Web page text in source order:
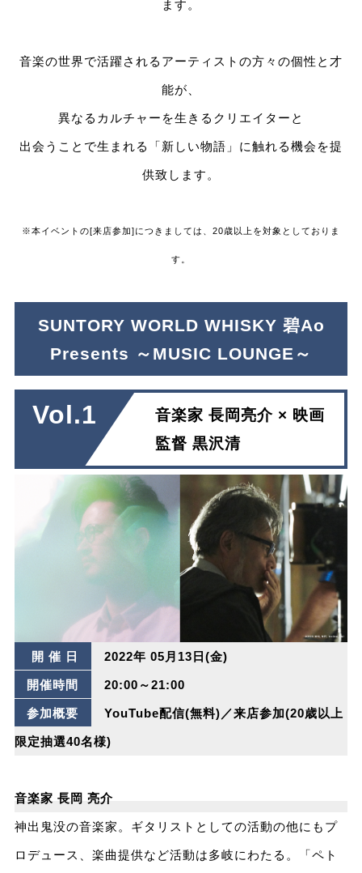
ます。
音楽の世界で活躍されるアーティストの方々の個性と才
能が、
異なるカルチャーを生きるクリエイターと
出会うことで生まれる「新しい物語」に触れる機会を提
供致します。
※本イベントの[来店参加]につきましては、20歳以上を対象としておりま
す。
SUNTORY WORLD WHISKY 碧Ao
Presents ～MUSIC LOUNGE～
Vol.1
音楽家 長岡亮介 × 映画
監督 黒沢清
開 催 日 2022年 05月13日(金)
開催時間 20:00～21:00
参加概要 YouTube配信(無料)／来店参加(20歳以上
限定抽選40名様)
音楽家 長岡 亮介
神出鬼没の音楽家。ギタリストとしての活動の他にもプ
ロデュース、楽曲提供など活動は多岐にわたる。「ペト